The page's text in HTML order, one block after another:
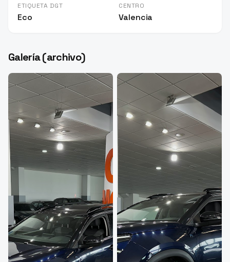
ETIQUETA DGT
Eco
CENTRO
Valencia
Galería (archivo)